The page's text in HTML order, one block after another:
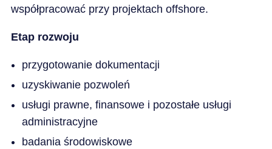
współpracować przy projektach offshore.
Etap rozwoju
przygotowanie dokumentacji
uzyskiwanie pozwoleń
usługi prawne, finansowe i pozostałe usługi
administracyjne
badania środowiskowe